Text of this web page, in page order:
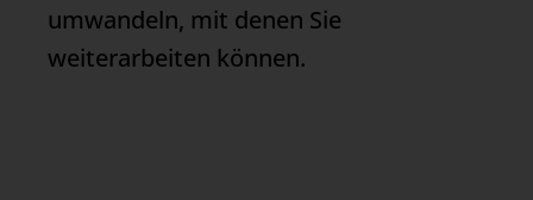
umwandeln, mit denen Sie
weiterarbeiten können.